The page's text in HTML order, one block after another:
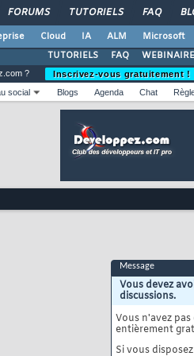
FORUMS TUTORIELS FAQ
Cloud IA ALM Microsoft
TUTORIELS
FAQ
?
Inscrivez-vous gratuitement !
social Blogs Agenda Chat
Message
Vous devez
discussions.
Vous n'avez
entièrement
Si vous